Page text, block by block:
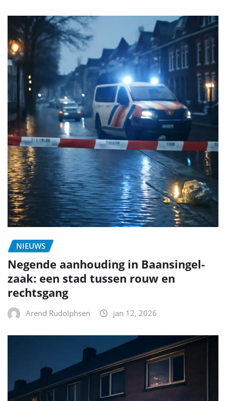
NIEUWS
Negende aanhouding in Baansingel-
zaak: een stad tussen rouw en
rechtsgang
Arend Rudolphsen jan 12, 2026